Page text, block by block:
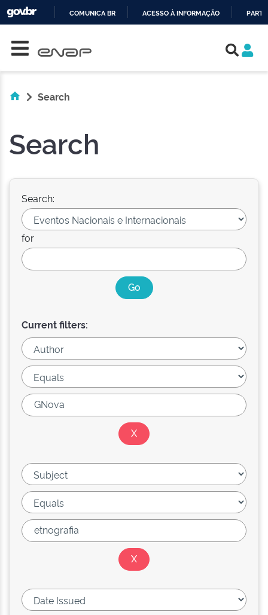
COMUNICA BR ACESSO À INFORMAÇÃO
Search
Search
Search:
for
Current filters: